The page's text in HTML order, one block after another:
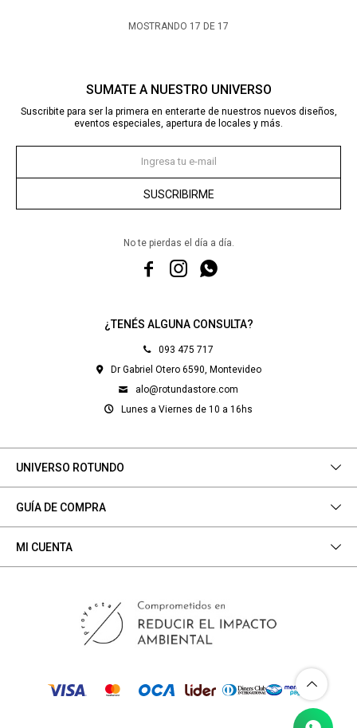
MOSTRANDO 17 DE 17
¿TENÉS ALGUNA CONSULTA?
093 475 717
Dr Gabriel Otero 6590, Montevideo
alo@rotundastore.com
Lunes a Viernes de 10 a 16hs
UNIVERSO ROTUNDO
GUÍA DE COMPRA
MI CUENTA
SUMATE A NUESTRO UNIVERSO
Suscribite para ser la primera en enterarte de nuestros nuevos diseños,
eventos especiales, apertura de locales y más.
SUSCRIBIRME
No te pierdas el día a día.
  